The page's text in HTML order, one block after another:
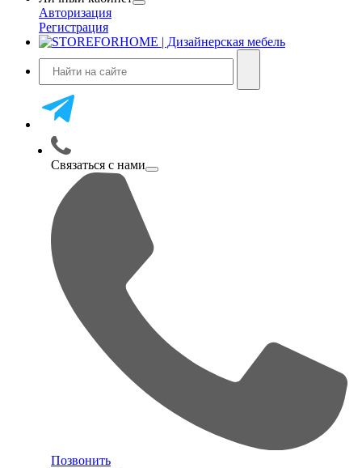
Авторизация
Регистрация
Связаться с нами
Позвонить